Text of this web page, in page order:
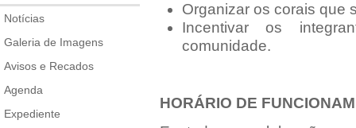
Notícias
Galeria de Imagens
Avisos e Recados
Agenda
Expediente
Organizar os corais que
Incentivar os
comunidade.
HORÁRIO DE